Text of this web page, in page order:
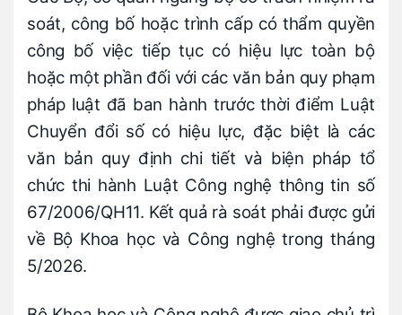
soát, công bố hoặc trình cấp có thẩm quyền
công bố việc tiếp tục có hiệu lực toàn bộ
hoặc một phần đối với các văn bản quy phạm
pháp luật đã ban hành trước thời điểm Luật
Chuyển đổi số có hiệu lực, đặc biệt là các
văn bản quy định chi tiết và biện pháp tổ
chức thi hành Luật Công nghệ thông tin số
67/2006/QH11. Kết quả rà soát phải được gửi
về Bộ Khoa học và Công nghệ trong tháng
5/2026.